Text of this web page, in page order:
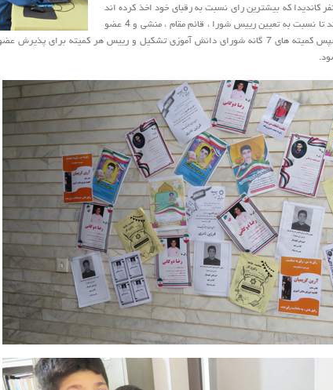
گروهی به سرانجام می رسد و تعداد 7 نفر کاندیدا که بیشترین رای نسبت به رقبای خود اخذ کرده اند
در جلسه تعیین هیئت رییسه حضور می یابند تا نسبت به تعیین رییس شورا ، قائم مقام ، منشی و 4 عضو
دائم شورای دانش آموزی اقدام نمایند. سپس کمیته های 7 گانه شورای دانش آموزی تشکیل و رییس هر کمیته برای